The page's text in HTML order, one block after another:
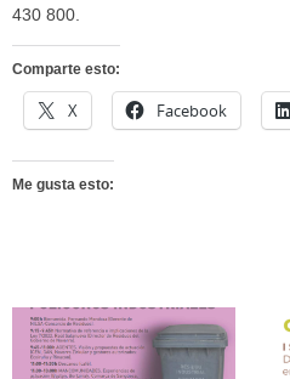
430 800.
Comparte esto:
X Facebook
Me gusta esto: